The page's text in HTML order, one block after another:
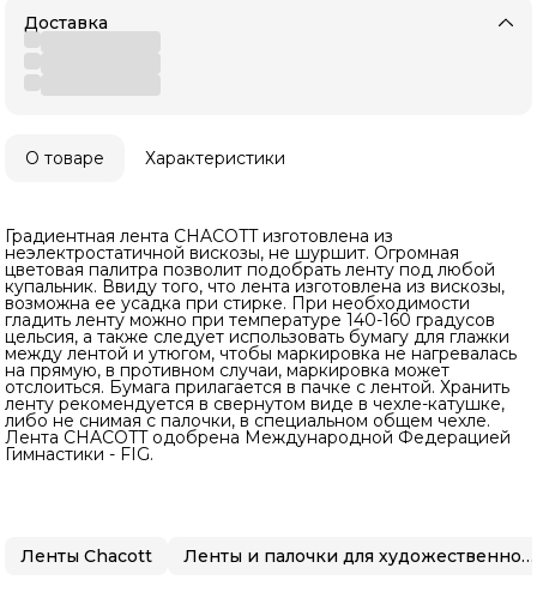
Доставка
О товаре Характеристики
Градиентная лента CHACOTT изготовлена из
неэлектростатичной вискозы, не шуршит. Огромная
цветовая палитра позволит подобрать ленту под любой
купальник. Ввиду того, что лента изготовлена из вискозы,
возможна ее усадка при стирке. При необходимости
гладить ленту можно при температуре 140-160 градусов
цельсия, а также следует использовать бумагу для глажки
между лентой и утюгом, чтобы маркировка не нагревалась
на прямую, в противном случаи, маркировка может
отслоиться. Бумага прилагается в пачке с лентой. Хранить
ленту рекомендуется в свернутом виде в чехле-катушке,
либо не снимая с палочки, в специальном общем чехле.
Лента CHACOTT одобрена Международной Федерацией
Гимнастики - FIG.
Ленты Chacott Ленты и палочки для художественной гимнастики